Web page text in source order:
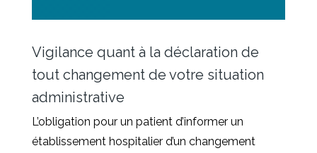
Vigilance quant à la déclaration de
tout changement de votre situation
administrative
L’obligation pour un patient d’informer un
établissement hospitalier d’un changement